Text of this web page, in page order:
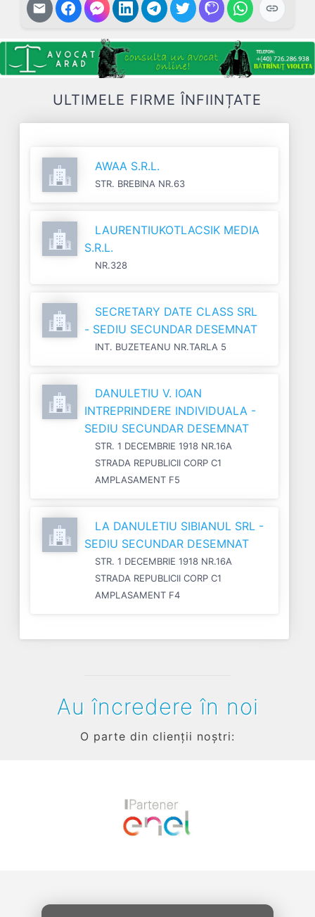
ULTIMELE FIRME ÎNFIINȚATE
AWAA S.R.L.
STR. BREBINA NR.63
LAURENTIUKOTLACSIK MEDIA
S.R.L.
NR.328
SECRETARY DATE CLASS SRL
- SEDIU SECUNDAR DESEMNAT
INT. BUZETEANU NR.TARLA 5
DANULETIU V. IOAN
INTREPRINDERE INDIVIDUALA -
SEDIU SECUNDAR DESEMNAT
STR. 1 DECEMBRIE 1918 NR.16A
STRADA REPUBLICII CORP C1
AMPLASAMENT F5
LA DANULETIU SIBIANUL SRL -
SEDIU SECUNDAR DESEMNAT
STR. 1 DECEMBRIE 1918 NR.16A
STRADA REPUBLICII CORP C1
AMPLASAMENT F4
Au încredere în noi
O parte din clienții noștri: